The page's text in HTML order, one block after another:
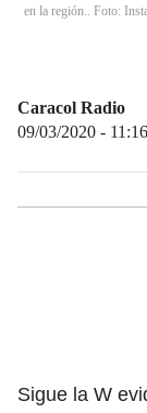
en la región.. Foto:
Caracol Radio
09/03/2020 - 11:16
Sigue la W